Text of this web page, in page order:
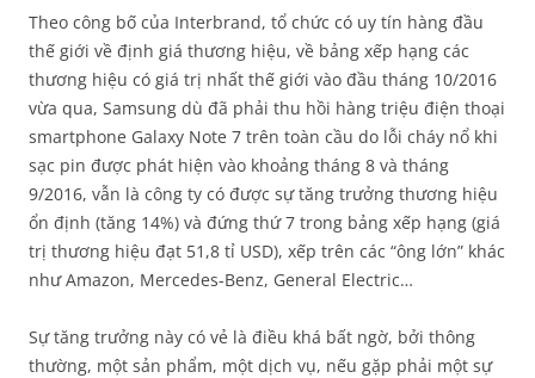
Theo công bố của Interbrand, tổ chức có uy tín hàng đầu
thế giới về định giá thương hiệu, về bảng xếp hạng các
thương hiệu có giá trị nhất thế giới vào đầu tháng 10/2016
vừa qua, Samsung dù đã phải thu hồi hàng triệu điện thoại
smartphone Galaxy Note 7 trên toàn cầu do lỗi cháy nổ khi
sạc pin được phát hiện vào khoảng tháng 8 và tháng
9/2016, vẫn là công ty có được sự tăng trưởng thương hiệu
ổn định (tăng 14%) và đứng thứ 7 trong bảng xếp hạng (giá
trị thương hiệu đạt 51,8 tỉ USD), xếp trên các “ông lớn” khác
như Amazon, Mercedes-Benz, General Electric…
Sự tăng trưởng này có vẻ là điều khá bất ngờ, bởi thông
thường, một sản phẩm, một dịch vụ, nếu gặp phải một sự